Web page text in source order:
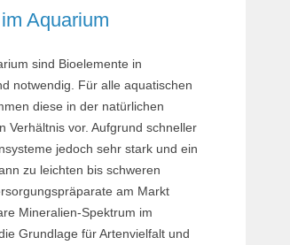
Aquarium
sind Bioelemente in
notwendig. Für alle aquatischen
diese in der natürlichen
Verhältnis vor. Aufgrund schneller
jedoch sehr stark und ein
zu leichten bis schweren
am Markt
Mineralien-Spektrum im
Grundlage für Artenvielfalt und